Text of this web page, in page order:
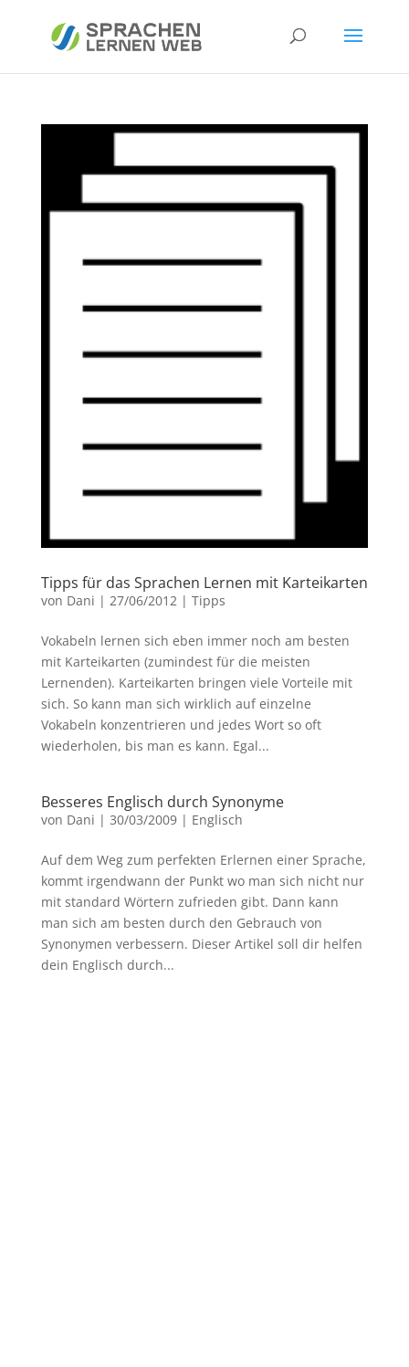
Tipps für das Sprachen Lernen mit Karteikarten
von Dani | 27/06/2012| Tipps
Vokabeln lernen sich eben immer noch am besten
mit Karteikarten (zumindest für die meisten
Lernenden). Karteikarten bringen viele Vorteile mit
sich. So kann man sich wirklich auf einzelne
Vokabeln konzentrieren und jedes Wort so oft
wiederholen, bis man es kann. Egal...
Besseres Englisch durch Synonyme
von Dani | 30/03/2009| Englisch
Auf dem Weg zum perfekten Erlernen einer Sprache,
kommt irgendwann der Punkt wo man sich nicht nur
mit standard Wörtern zufrieden gibt. Dann kann
man sich am besten durch den Gebrauch von
Synonymen verbessern. Dieser Artikel soll dir helfen
dein Englisch durch...